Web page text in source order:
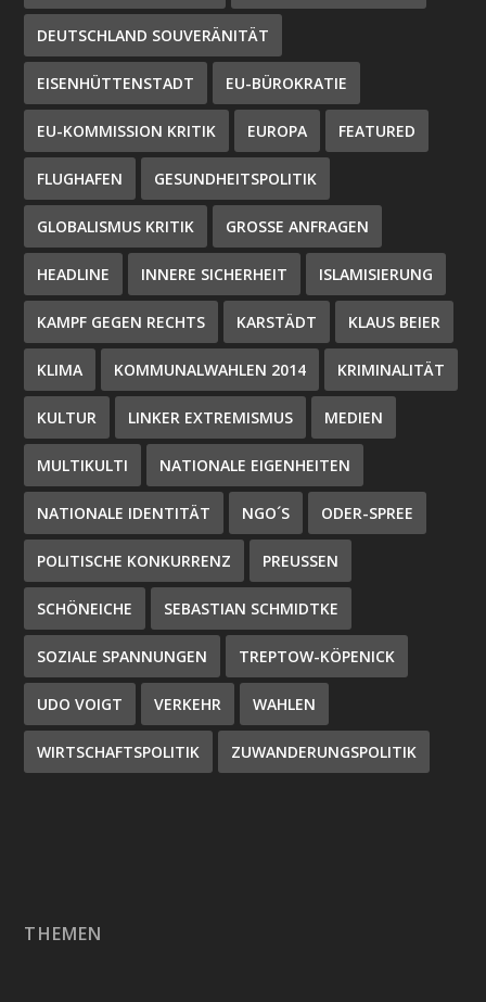
DEUTSCHLAND SOUVERÄNITÄT
EISENHÜTTENSTADT EU-BÜROKRATIE
EU-KOMMISSION KRITIK EUROPA FEATURED
FLUGHAFEN GESUNDHEITSPOLITIK
GLOBALISMUS KRITIK GROSSE ANFRAGEN
HEADLINE INNERE SICHERHEIT ISLAMISIERUNG
KAMPF GEGEN RECHTS KARSTÄDT KLAUS BEIER
KLIMA KOMMUNALWAHLEN 2014 KRIMINALITÄT
KULTUR LINKER EXTREMISMUS MEDIEN
MULTIKULTI NATIONALE EIGENHEITEN
NATIONALE IDENTITÄT NGO´S ODER-SPREE
POLITISCHE KONKURRENZ PREUSSEN
SCHÖNEICHE SEBASTIAN SCHMIDTKE
SOZIALE SPANNUNGEN TREPTOW-KÖPENICK
UDO VOIGT VERKEHR WAHLEN
WIRTSCHAFTSPOLITIK ZUWANDERUNGSPOLITIK
THEMEN